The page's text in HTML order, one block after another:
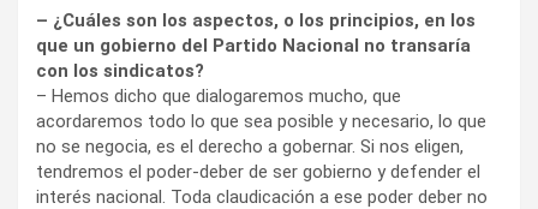
– ¿Cuáles son los aspectos, o los principios, en los
que un gobierno del Partido Nacional no transaría
con los sindicatos?
– Hemos dicho que dialogaremos mucho, que
acordaremos todo lo que sea posible y necesario, lo que
no se negocia, es el derecho a gobernar. Si nos eligen,
tendremos el poder-deber de ser gobierno y defender el
interés nacional. Toda claudicación a ese poder deber no